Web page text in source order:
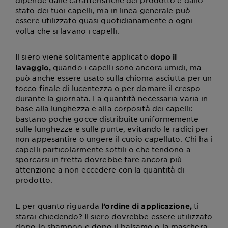
stato dei tuoi capelli, ma in linea generale può
essere utilizzato quasi quotidianamente o ogni
volta che si lavano i capelli.
Il siero viene solitamente applicato dopo il
lavaggio,quando i capelli sono ancora umidi, ma
può anche essere usato sulla chioma asciutta per un
tocco finale di lucentezza o per domare il crespo
durante la giornata. La quantità necessaria varia in
base alla lunghezza e alla corposità dei capelli:
bastano poche gocce distribuite uniformemente
sulle lunghezze e sulle punte, evitando le radici per
non appesantire o ungere il cuoio capelluto. Chi ha i
capelli particolarmente sottili o che tendono a
sporcarsi in fretta dovrebbe fare ancora più
attenzione a non eccedere con la quantità di
prodotto.
E per quanto riguarda l’ordine di applicazione,ti
starai chiedendo? Il siero dovrebbe essere utilizzato